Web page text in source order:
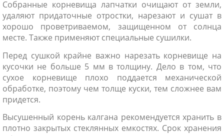
Собранные корневища лапчатки очищают от земли,
удаляют придаточные отростки, нарезают и сушат в
хорошо проветриваемом, защищенном от солнца
месте. Также применяют специальные сушилки.
Перед сушкой крайне важно нарезать корневище на
кусочки не больше 5 мм в толщину. Дело в том, что
сухое корневище плохо поддается механической
обработке, поэтому чем толще куски, тем сложнее вам
придется.
Высушенный корень калгана рекомендуется хранить в
плотно закрытых стеклянных емкостях. Срок хранения